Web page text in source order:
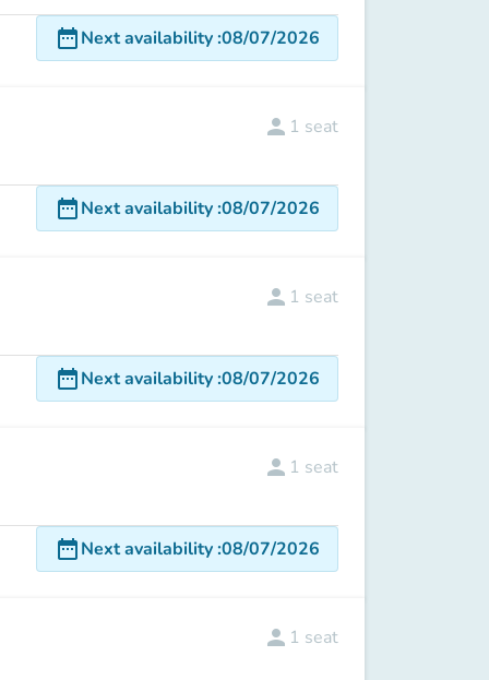
date_rangeNext availability:08/07/2026
person 1 seat
date_rangeNext availability:08/07/2026
person 1 seat
date_rangeNext availability:08/07/2026
person 1 seat
date_rangeNext availability:08/07/2026
person 1 seat